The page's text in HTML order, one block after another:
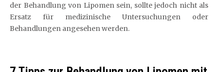
der Behandlung von Lipomen sein, sollte jedoch nicht als
Ersatz für medizinische Untersuchungen oder
Behandlungen angesehen werden.